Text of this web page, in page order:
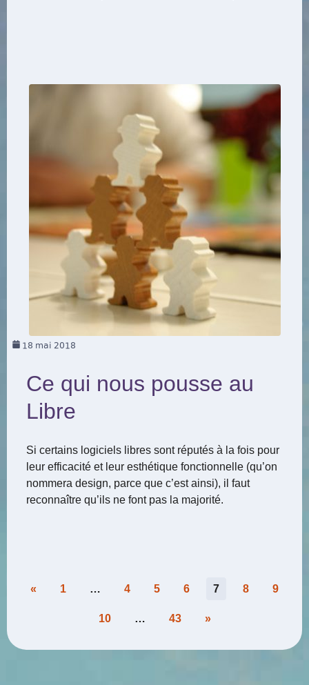
18 mai 2018
Ce qui nous pousse au
Libre
Si certains logiciels libres sont réputés à la fois pour
leur efficacité et leur esthétique fonctionnelle (qu’on
nommera design, parce que c’est ainsi), il faut
reconnaître qu’ils ne font pas la majorité.
Pagination
publications
« 1 … 4 5 6 7 8 9
10 … 43 »